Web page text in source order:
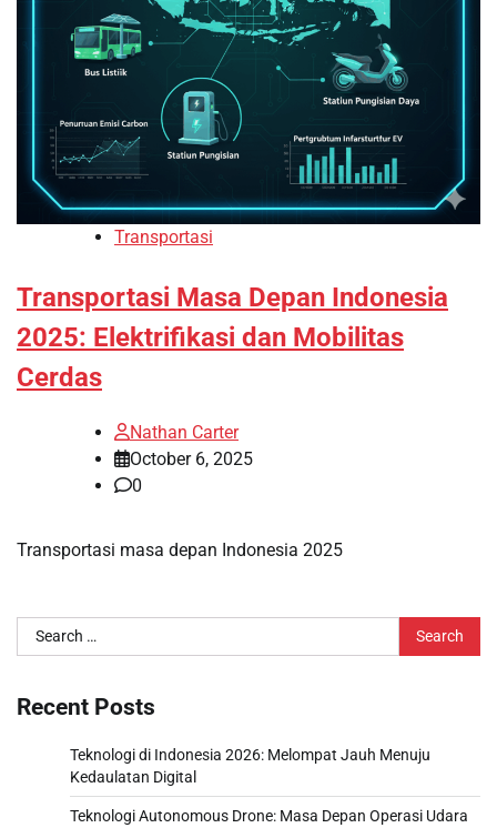
Transportasi
Transportasi Masa Depan Indonesia
2025: Elektrifikasi dan Mobilitas
Cerdas
Nathan Carter
October 6, 2025
0
Transportasi masa depan Indonesia 2025
Search
for:
Recent Posts
Teknologi di Indonesia 2026: Melompat Jauh Menuju
Kedaulatan Digital
Teknologi Autonomous Drone: Masa Depan Operasi Udara